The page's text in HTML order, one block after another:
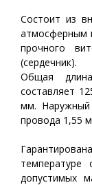
Состоит из
атмосферным
прочного
(сердечник).
Общая
составляет
мм. Наружный
провода 1,55
допустимых